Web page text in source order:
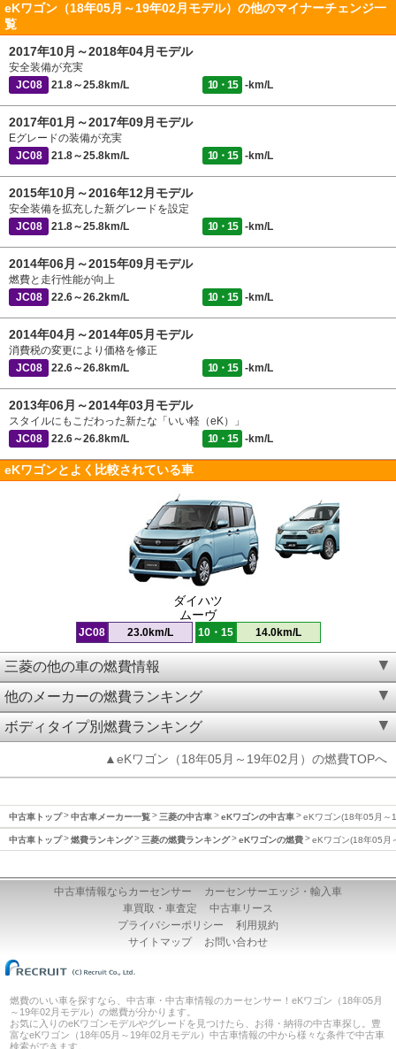
eKワゴン（18年05月～19年02月モデル）の他のマイナーチェンジ一
覧
2017年10月～2018年04月モデル
安全装備が充実
JC08
21.8～25.8km/L 10・15 -km/L
2017年01月～2017年09月モデル
Eグレードの装備が充実
JC08
21.8～25.8km/L 10・15 -km/L
2015年10月～2016年12月モデル
安全装備を拡充した新グレードを設定
JC08
21.8～25.8km/L 10・15 -km/L
2014年06月～2015年09月モデル
燃費と走行性能が向上
JC08
22.6～26.2km/L 10・15 -km/L
2014年04月～2014年05月モデル
消費税の変更により価格を修正
JC08
22.6～26.8km/L 10・15 -km/L
2013年06月～2014年03月モデル
スタイルにもこだわった新たな「いい軽（eK）」
JC08
22.6～26.8km/L 10・15 -km/L
eKワゴンとよく比較されている車
ダイハツ
ムーヴ
JC08 23.0km/L 10・15 14.0km/L
三菱の他の車の燃費情報
他のメーカーの燃費ランキング
ボディタイプ別燃費ランキング
▲eKワゴン（18年05月～19年02月）の燃費TOPへ
中古車トップ 中古車メーカー一覧 三菱の中古車 eKワゴンの中古車 eKワゴン(18年05月～
中古車トップ 燃費ランキング 三菱の燃費ランキング eKワゴンの燃費 eKワゴン(18年05月
中古車情報ならカーセンサー
カーセンサーエッジ・輸入車
車買取・車査定
中古車リース
プライバシーポリシー
利用規約
サイトマップ
お問い合わせ
燃費のいい車を探すなら、中古車・中古車情報のカーセンサー！eKワゴン（18年05月
～19年02月モデル）の燃費が分かります。
お気に入りのeKワゴンモデルやグレードを見つけたら、お得・納得の中古車探し。豊
富なeKワゴン（18年05月～19年02月モデル）中古車情報の中から様々な条件で中古車
検索ができます。